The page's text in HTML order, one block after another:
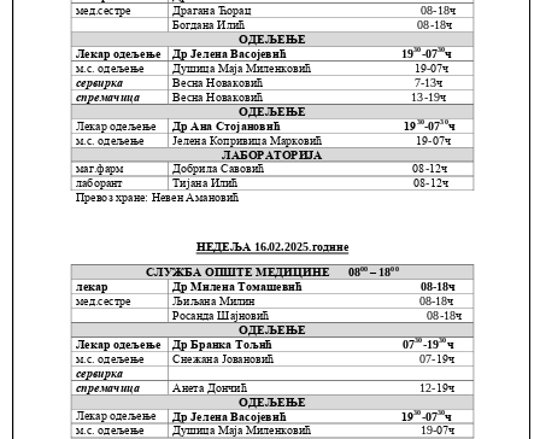
информатиком
Служба за
правне,
финансијске,
техничке и
друге сличне
Информатор
Финансије
/ јавне
набавке
Квалитет